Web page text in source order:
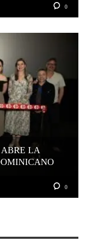
0
ABRE LA
0